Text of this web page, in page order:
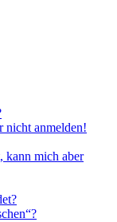
nicht anmelden!
kann mich aber